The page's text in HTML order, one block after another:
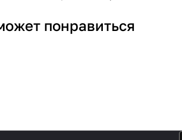
понравиться